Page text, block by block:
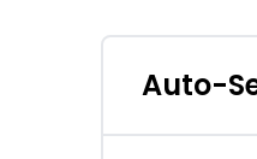
brandstof/ vol
bij garantie
- Carvendo (€
- Kole Exclusief
Auto-